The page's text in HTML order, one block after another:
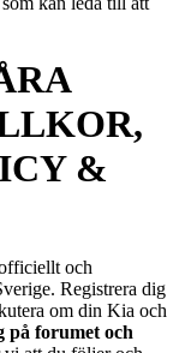
&
och
Registrera dig
om din Kia och
på forumet och